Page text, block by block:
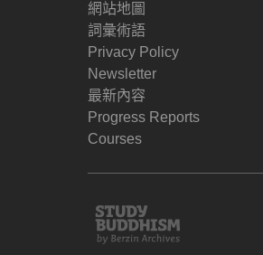
網站地圖
詞彙術語
Privacy Policy
Newsletter
最新內容
Progress Reports
Courses
Study
Buddhism